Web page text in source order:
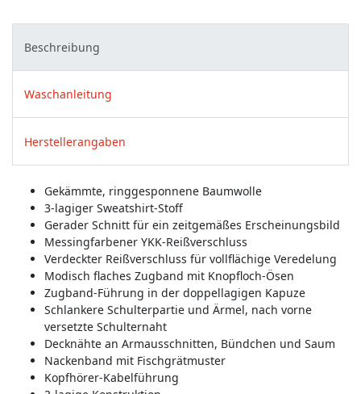
Beschreibung
Waschanleitung
Herstellerangaben
Gekämmte, ringgesponnene Baumwolle
3-lagiger Sweatshirt-Stoff
Gerader Schnitt für ein zeitgemäßes Erscheinungsbild
Messingfarbener YKK-Reißverschluss
Verdeckter Reißverschluss für vollflächige Veredelung
Modisch flaches Zugband mit Knopfloch-Ösen
Zugband-Führung in der doppellagigen Kapuze
Schlankere Schulterpartie und Ärmel, nach vorne
versetzte Schulternaht
Decknähte an Armausschnitten, Bündchen und Saum
Nackenband mit Fischgrätmuster
Kopfhörer-Kabelführung